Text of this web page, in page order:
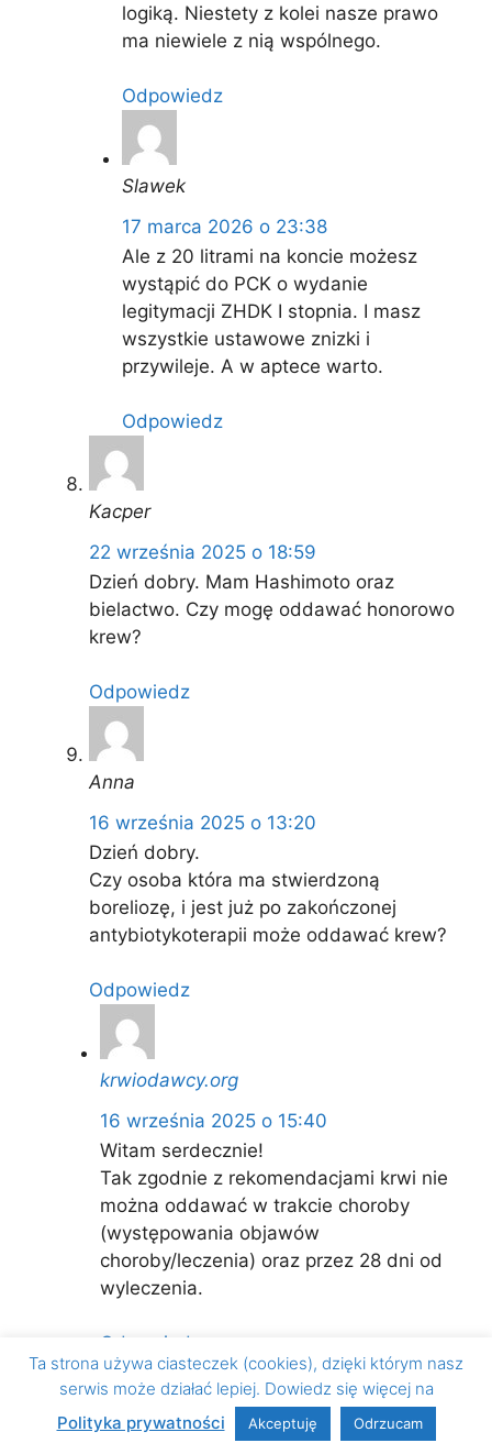
logiką. Niestety z kolei nasze prawo
ma niewiele z nią wspólnego.
Odpowiedz
Slawek
17 marca 2026 o 23:38
Ale z 20 litrami na koncie możesz
wystąpić do PCK o wydanie
legitymacji ZHDK I stopnia. I masz
wszystkie ustawowe znizki i
przywileje. A w aptece warto.
Odpowiedz
Kacper
22 września 2025 o 18:59
Dzień dobry. Mam Hashimoto oraz
bielactwo. Czy mogę oddawać honorowo
krew?
Odpowiedz
Anna
16 września 2025 o 13:20
Dzień dobry.
Czy osoba która ma stwierdzoną
boreliozę, i jest już po zakończonej
antybiotykoterapii może oddawać krew?
Odpowiedz
krwiodawcy.org
16 września 2025 o 15:40
Witam serdecznie!
Tak zgodnie z rekomendacjami krwi nie
można oddawać w trakcie choroby
(występowania objawów
choroby/leczenia) oraz przez 28 dni od
wyleczenia.
Odpowiedz
Grzegorz
Ta strona używa ciasteczek (cookies), dzięki którym nasz
serwis może działać lepiej. Dowiedz się więcej na
Polityka prywatności
Akceptuję Odrzucam